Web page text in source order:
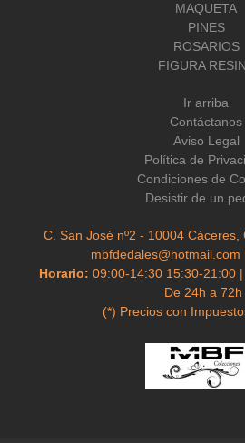
MAQUETA
PINES
ROSARIOS
FIGURA
Ir arriba
Contáctanos
Aviso Legal
Política de
Condiciones de
Desistir de un
C. San José nº2 - 10004
mbfdedales@hotmail.com
Horario: 09:00-14:30 15:30-21:00 |
De 24h a 72h
(*) Precios con